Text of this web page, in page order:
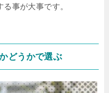
事が大事です。
どうかで選ぶ